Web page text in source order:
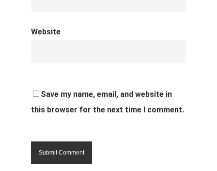
Website
Save my name, email, and website in
this browser for the next time I comment.